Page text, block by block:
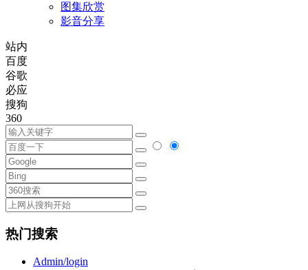
图集欣赏
影音分享
站内
百度
谷歌
必应
搜狗
360
热门搜索
Admin/login